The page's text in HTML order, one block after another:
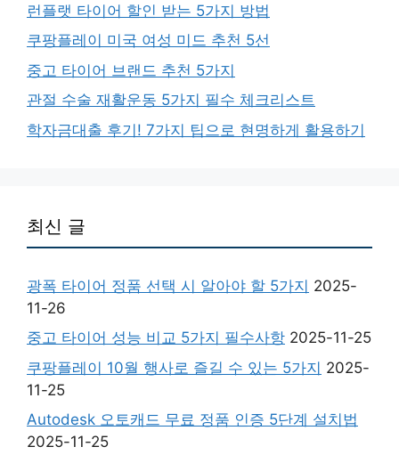
런플랫 타이어 할인 받는 5가지 방법
쿠팡플레이 미국 여성 미드 추천 5선
중고 타이어 브랜드 추천 5가지
관절 수술 재활운동 5가지 필수 체크리스트
학자금대출 후기! 7가지 팁으로 현명하게 활용하기
최신 글
광폭 타이어 정품 선택 시 알아야 할 5가지 2025-
11-26
중고 타이어 성능 비교 5가지 필수사항 2025-11-25
쿠팡플레이 10월 행사로 즐길 수 있는 5가지 2025-
11-25
Autodesk 오토캐드 무료 정품 인증 5단계 설치법
2025-11-25